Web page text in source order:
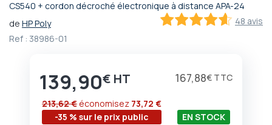
CS540 + cordon décroché électronique à distance APA-24
48 avis
de HP Poly
Ref : 38986-01
139,90€ 167,88€
-35 % sur le prix public
213,62 € économisez 73,72 €
EN STOCK
Passer
au
début